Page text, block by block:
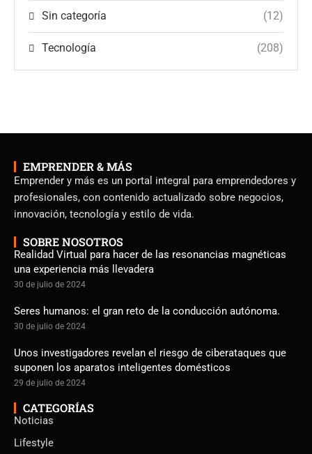
Sin categoría (12)
Tecnología (208)
EMPRENDER & MÁS
Emprender y más es un portal integral para emprendedores y
profesionales, con contenido actualizado sobre negocios,
innovación, tecnología y estilo de vida.
SOBRE NOSOTROS
Realidad Virtual para hacer de las resonancias magnéticas
una experiencia más llevadera
30 de julio de 2024
Seres humanos: el gran reto de la conducción autónoma.
30 de julio de 2024
Unos investigadores revelan el riesgo de ciberataques que
suponen los aparatos inteligentes domésticos
29 de julio de 2024
CATEGORÍAS
Noticias
Lifestyle